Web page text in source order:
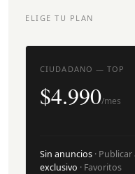
ELIGE TU PLAN
CIUDADANO — TOP
$4.990/mes
Sin anuncios · Publicar
exclusivo · Favoritos